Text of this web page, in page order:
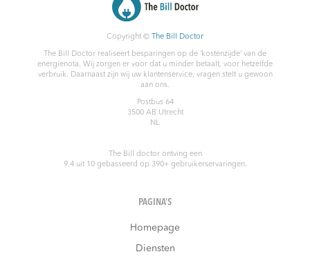
Copyright © The Bill Doctor
The Bill Doctor realiseert besparingen op de ‘kostenzijde’ van de
energienota. Wij zorgen er voor dat u minder betaalt, voor hetzelfde
verbruik. Daarnaast zijn wij uw klantenservice, vragen stelt u gewoon
aan ons.
Postbus 64
3500 AB Utrecht
NL
The Bill doctorontving een
9.4uit 10gebasseerd op 390+ gebruikerservaringen.
PAGINA’S
Homepage
Diensten